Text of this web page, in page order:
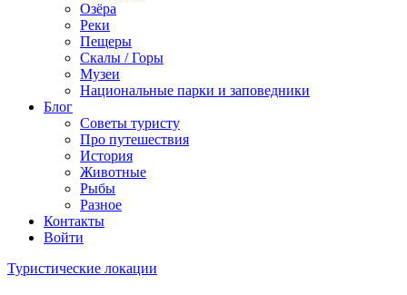
Озёра
Реки
Пещеры
Скалы / Горы
Музеи
Национальные парки и заповедники
Блог
Советы туристу
Про путешествия
История
Животные
Рыбы
Разное
Контакты
Войти
Туристические локации